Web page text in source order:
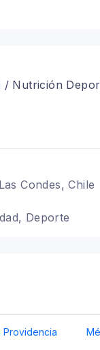
/ Nutrición
Condes, Chile
Deporte
Providencia